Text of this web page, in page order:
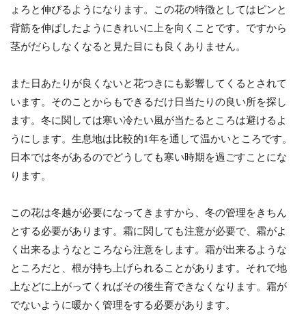
ょろと伸びるようになります。この花の特徴としてはピンと
背筋を伸ばしたようにきれいに上を向くことです。ですから
茎がだらしなくなると見た目にも良くありません。
また日あたりが良くないと花つきにも影響してくるとされて
います。そのことからもできるだけ日当たりの良い所を探し
ます。冬に関しては寒い冷たい風が当たるところは避けるよ
うにします。生息地は比較的1年を通して温かいところです。
日本では冬があるのでどうしても寒い時期を過ごすことにな
ります。
この花は冬越が必要になってきますから、冬の管理をきちん
とする必要があります。霜に関しても注意が必要で、霜がよ
く出来るようなところなら注意をします。霜が出来るような
ところだと、根が持ち上げられることがあります。それで地
上などに上がってくればその後生育できなくなります。霜が
でないように暖かく管理をする必要があります。